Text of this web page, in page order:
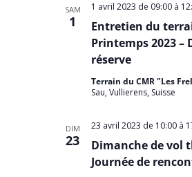
SAM
1
Entretien du
Printemps 2023 –
réserve
1 avril 2023 de 09:00 à
Terrain du CMR "Les
Sau, Vullierens, Suisse
DIM
23
Dimanche de vol
Journée de
23 avril 2023 de 10:00 à